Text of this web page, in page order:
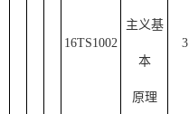
16TS1002
主义基
本
原理
3